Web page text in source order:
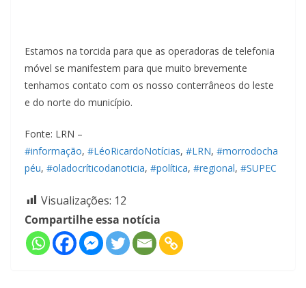
Estamos na torcida para que as operadoras de telefonia
móvel se manifestem para que muito brevemente
tenhamos contato com os nosso conterrâneos do leste
e do norte do município.
Fonte: LRN –
#informação, #LéoRicardoNotícias, #LRN, #morrodocha
péu, #oladocríticodanoticia, #política, #regional, #SUPEC
Visualizações: 12
Compartilhe essa notícia